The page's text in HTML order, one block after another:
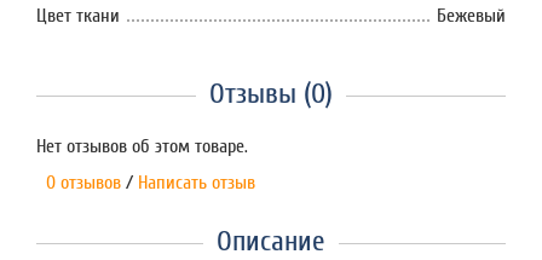
Цвет ткани
Бежевый
Отзывы (0)
Нет отзывов об этом товаре.
0 отзывов / Написать отзыв
Описание